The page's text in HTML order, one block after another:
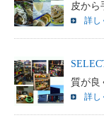
皮から
詳し
質が良
詳し